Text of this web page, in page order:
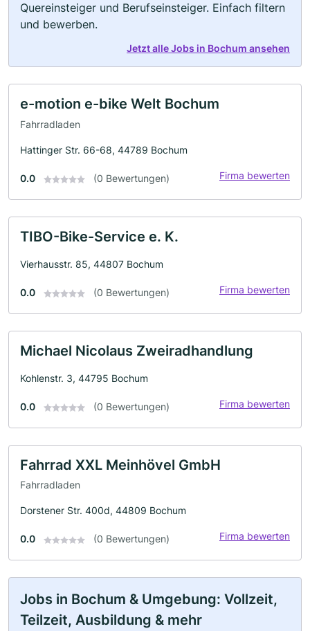
Quereinsteiger und Berufseinsteiger. Einfach filtern
und bewerben.
Jetzt alle Jobs in Bochum ansehen
e-motion e-bike Welt Bochum
Fahrradladen
Hattinger Str. 66-68, 44789 Bochum
0.0 (0 Bewertungen) Firma bewerten
TIBO-Bike-Service e. K.
Vierhausstr. 85, 44807 Bochum
0.0 (0 Bewertungen) Firma bewerten
Michael Nicolaus Zweiradhandlung
Kohlenstr. 3, 44795 Bochum
0.0 (0 Bewertungen) Firma bewerten
Fahrrad XXL Meinhövel GmbH
Fahrradladen
Dorstener Str. 400d, 44809 Bochum
0.0 (0 Bewertungen) Firma bewerten
Jobs in Bochum & Umgebung: Vollzeit,
Teilzeit, Ausbildung & mehr